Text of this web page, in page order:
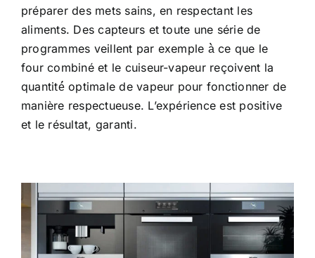
préparer des mets sains, en respectant les
aliments. Des capteurs et toute une série de
programmes veillent par exemple à̀ ce que le
four combiné et le cuiseur-vapeur reçoivent la
quantité́ optimale de vapeur pour fonctionner de
manière respectueuse. L’expérience est positive
et le résultat, garanti.